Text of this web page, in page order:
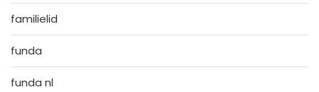
familielid
funda
funda nl